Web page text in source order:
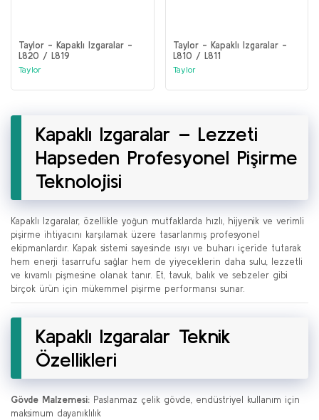
Taylor - Kapaklı Izgaralar -
L820 / L819
Taylor
Taylor - Kapaklı Izgaralar -
L810 / L811
Taylor
Kapaklı Izgaralar – Lezzeti
Hapseden Profesyonel Pişirme
Teknolojisi
Kapaklı Izgaralar, özellikle yoğun mutfaklarda hızlı, hijyenik ve verimli
pişirme ihtiyacını karşılamak üzere tasarlanmış profesyonel
ekipmanlardır. Kapak sistemi sayesinde ısıyı ve buharı içeride tutarak
hem enerji tasarrufu sağlar hem de yiyeceklerin daha sulu, lezzetli
ve kıvamlı pişmesine olanak tanır. Et, tavuk, balık ve sebzeler gibi
birçok ürün için mükemmel pişirme performansı sunar.
Kapaklı Izgaralar Teknik
Özellikleri
Gövde Malzemesi: Paslanmaz çelik gövde, endüstriyel kullanım için
maksimum dayanıklılık